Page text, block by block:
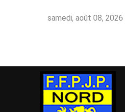
samedi, août 08, 2026